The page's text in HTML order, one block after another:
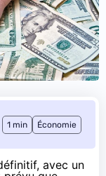
1 min Économie
, avec un